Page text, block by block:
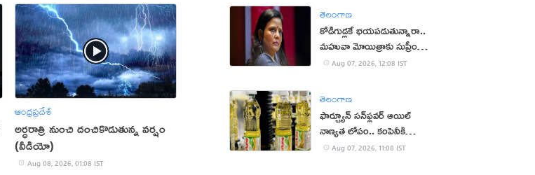
ఆంధ్రప్రదేశ్
అర్ధరాత్రి నుంచి దంచికొడుతున్న వర్షం
(వీడియో)
Aug 08, 2026, 01:08 IST
తెలంగాణ
కోడిగుడ్లకే భయపడుతున్నారా..
మహువా మోయిత్రాకు సుప్రీం
చురకలు
Aug 07, 2026, 12:08 IST
తెలంగాణ
ఫార్చ్యూన్ సన్‌ఫ్లవర్ ఆయిల్
నాణ్యత లోపం.. కంపెనీకి
జరిమానా
Aug 07, 2026, 11:08 IST